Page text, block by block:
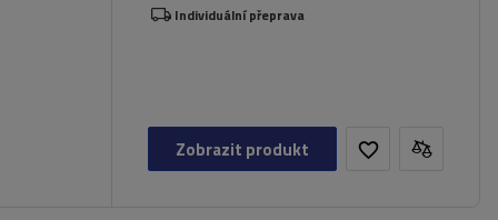
Individuální přeprava
Zobrazit produkt